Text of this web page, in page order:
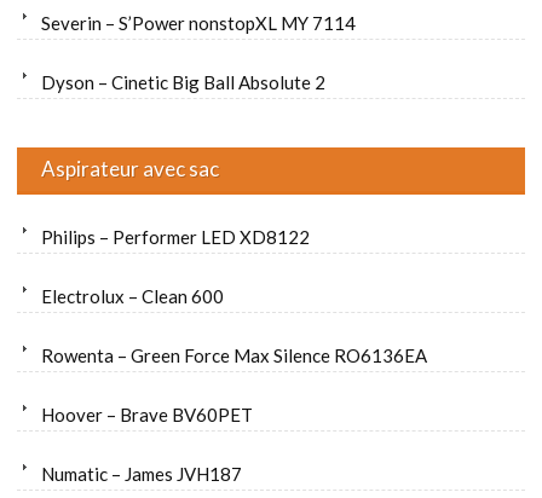
Severin – S’Power nonstopXL MY 7114
Dyson – Cinetic Big Ball Absolute 2
Aspirateur avec sac
Philips – Performer LED XD8122
Electrolux – Clean 600
Rowenta – Green Force Max Silence RO6136EA
Hoover – Brave BV60PET
Numatic – James JVH187